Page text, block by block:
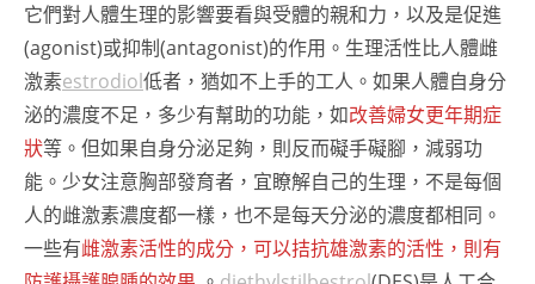
它們對人體生理的影響要看與受體的親和力，以及是促進
(agonist)或抑制(antagonist)的作用。生理活性比人體雌
激素estrodiol低者，猶如不上手的工人。如果人體自身分
泌的濃度不足，多少有幫助的功能，如改善婦女更年期症
狀等。但如果自身分泌足夠，則反而礙手礙腳，減弱功
能。少女注意胸部發育者，宜瞭解自己的生理，不是每個
人的雌激素濃度都一樣，也不是每天分泌的濃度都相同。
一些有雌激素活性的成分，可以拮抗雄激素的活性，則有